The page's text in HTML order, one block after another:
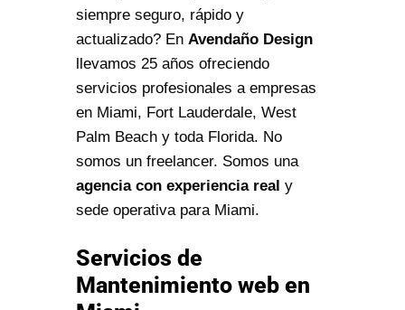
siempre seguro, rápido y
actualizado? En Avendaño Design
llevamos 25 años ofreciendo
servicios profesionales a empresas
en Miami, Fort Lauderdale, West
Palm Beach y toda Florida. No
somos un freelancer. Somos una
agencia con experiencia real y
sede operativa para Miami.
Servicios de
Mantenimiento web en